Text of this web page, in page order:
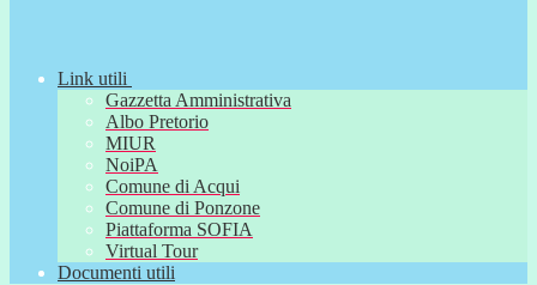
Link utili
Gazzetta Amministrativa
Albo Pretorio
MIUR
NoiPA
Comune di Acqui
Comune di Ponzone
Piattaforma SOFIA
Virtual Tour
Documenti utili